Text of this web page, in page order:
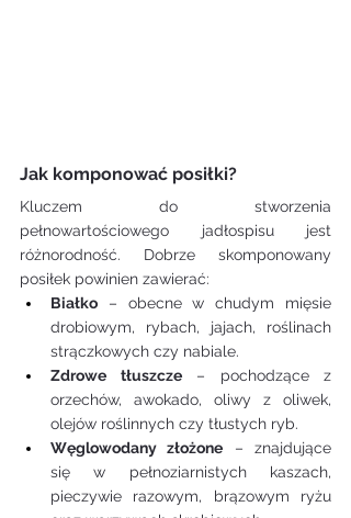
Jak komponować posiłki?
Kluczem do stworzenia
pełnowartościowego jadłospisu jest
różnorodność. Dobrze skomponowany
posiłek powinien zawierać:
Białko – obecne w chudym mięsie
drobiowym, rybach, jajach, roślinach
strączkowych czy nabiale.
Zdrowe tłuszcze – pochodzące z
orzechów, awokado, oliwy z oliwek,
olejów roślinnych czy tłustych ryb.
Węglowodany złożone – znajdujące
się w pełnoziarnistych kaszach,
pieczywie razowym, brązowym ryżu